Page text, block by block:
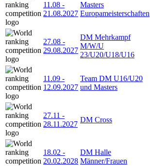
11.08 -
21.08.2027
Masters
Europameisterschaften
27.08 -
29.08.2027
DM Mehrkampf
M/W/U
23/U20/U18/U16
11.09 -
12.09.2027
Team DM U16/U20
und Masters
27.11 -
28.11.2027
DM Cross
18.02 -
20.02.2028
DM Halle
Männer/Frauen